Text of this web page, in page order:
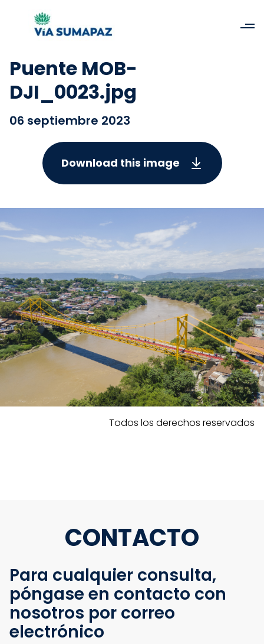
Puente MOB-
DJI_0023.jpg
06 septiembre 2023
Download this image
Todos los derechos reservados
CONTACTO
Para cualquier consulta,
póngase en contacto con
nosotros por correo
electrónico